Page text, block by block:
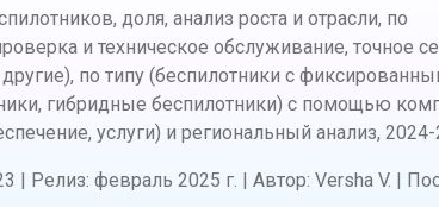
доля, анализ роста и отрасли, по
и техническое обслуживание, точное
другие), по типу (беспилотники с
гибридные беспилотники) с помощью
услуги) и региональный анализ, 2024-
| Релиз: февраль 2025 г. | Автор: Versha V. |